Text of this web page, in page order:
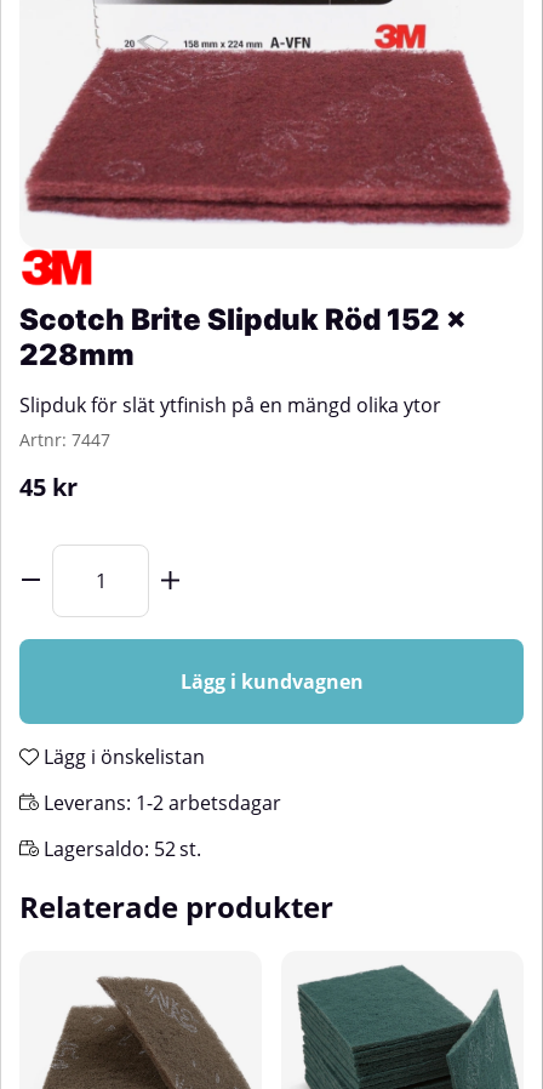
Scotch Brite Slipduk Röd 152 x
228mm
Slipduk för slät ytfinish på en mängd olika ytor
Artnr: 7447
45 kr
Lägg i kundvagnen
Lägg i önskelistan
Leverans: 1-2 arbetsdagar
Lagersaldo: 52st.
Relaterade produkter